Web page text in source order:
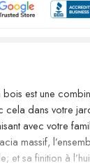
est une
cela dans votre
avec votre
massif,
et sa finition à